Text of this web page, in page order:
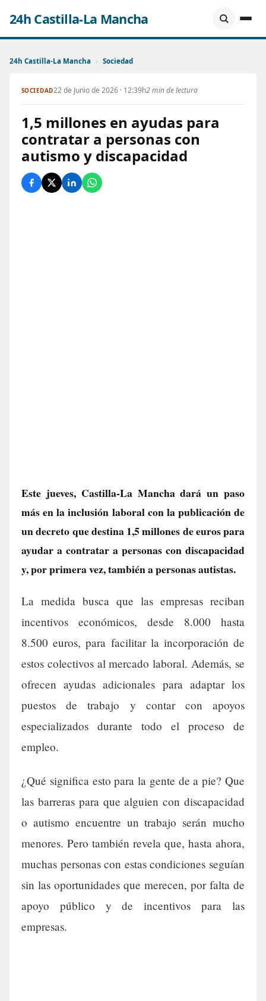
24h Castilla-La Mancha
24h Castilla-La Mancha › Sociedad
SOCIEDAD22 de Junio de 2026 · 12:39h2 min de lectura
1,5 millones en ayudas para
contratar a personas con
autismo y discapacidad
Este jueves, Castilla-La Mancha dará un paso
más en la inclusión laboral con la publicación de
un decreto que destina 1,5 millones de euros para
ayudar a contratar a personas con discapacidad
y, por primera vez, también a personas autistas.
La medida busca que las empresas reciban
incentivos económicos, desde 8.000 hasta
8.500 euros, para facilitar la incorporación de
estos colectivos al mercado laboral. Además, se
ofrecen ayudas adicionales para adaptar los
puestos de trabajo y contar con apoyos
especializados durante todo el proceso de
empleo.
¿Qué significa esto para la gente de a pie? Que
las barreras para que alguien con discapacidad
o autismo encuentre un trabajo serán mucho
menores. Pero también revela que, hasta ahora,
muchas personas con estas condiciones seguían
sin las oportunidades que merecen, por falta de
apoyo público y de incentivos para las
empresas.